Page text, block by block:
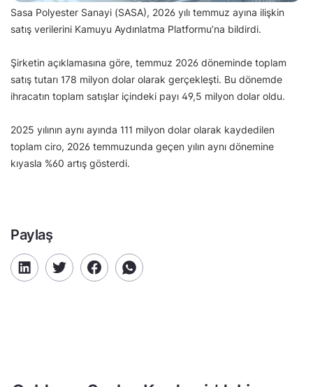
Sasa Polyester Sanayi (SASA), 2026 yılı temmuz ayına ilişkin
satış verilerini Kamuyu Aydınlatma Platformu’na bildirdi.
Şirketin açıklamasına göre, temmuz 2026 döneminde toplam
satış tutarı 178 milyon dolar olarak gerçekleşti. Bu dönemde
ihracatın toplam satışlar içindeki payı 49,5 milyon dolar oldu.
2025 yılının aynı ayında 111 milyon dolar olarak kaydedilen
toplam ciro, 2026 temmuzunda geçen yılın aynı dönemine
kıyasla %60 artış gösterdi.
Paylaş